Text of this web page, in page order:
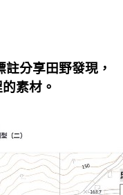
分享田野發現，
素材。